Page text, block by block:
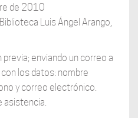
de 2010
Luis Ángel Arango,
enviando un correo a
con los datos: nombre
y correo electrónico.
asistencia.